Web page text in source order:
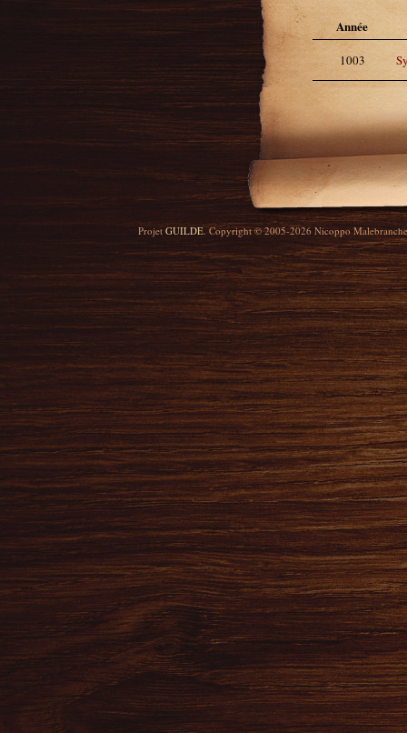
Année
1003
Projet GUILDE. Copyright © 2005-2026 Nicoppo Malebranche